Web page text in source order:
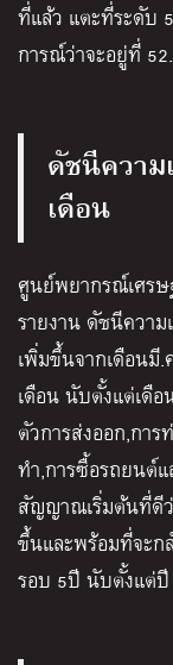
ที่แล้ว แตะที่ระดับ
การณ์ว่าจะอยู่ที่
ดัชนีความ
เดือน
ศูนย์พยากรณ์เศรษ
รายงาน ดัชนีควา
เพิ่มขึ้นจากเดือนมี
เดือน นับตั้งแต่เดื
ตัวการส่งออก,การ
ทำ,การซื้อรถยนต์
สัญญาณเริ่มต้นที่ดี
ขึ้นและพร้อมที่จะก
รอบ 5ปี นับตั้งแต่ปี